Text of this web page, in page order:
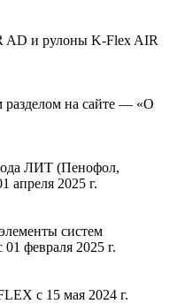
AD и рулоны K-Flex AIR
разделом на сайте — «О
ЛИТ (Пенофол,
2025 г.
систем
февраля 2025 г.
с 15 мая 2024 г.